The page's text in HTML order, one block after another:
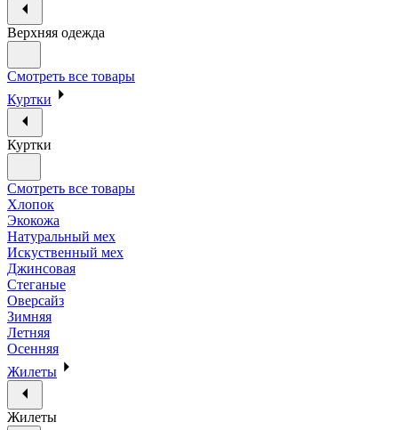
Верхняя одежда
Смотреть все товары
Куртки
Куртки
Смотреть все товары
Хлопок
Экокожа
Натуральный мех
Искуственный мех
Джинсовая
Стеганые
Оверсайз
Зимняя
Летняя
Осенняя
Жилеты
Жилеты